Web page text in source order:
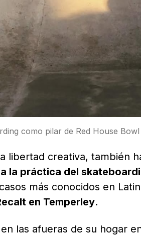
como pilar de Red House
libertad creativa, también
la práctica del
más conocidos en
en Temperley.
las afueras de su hogar